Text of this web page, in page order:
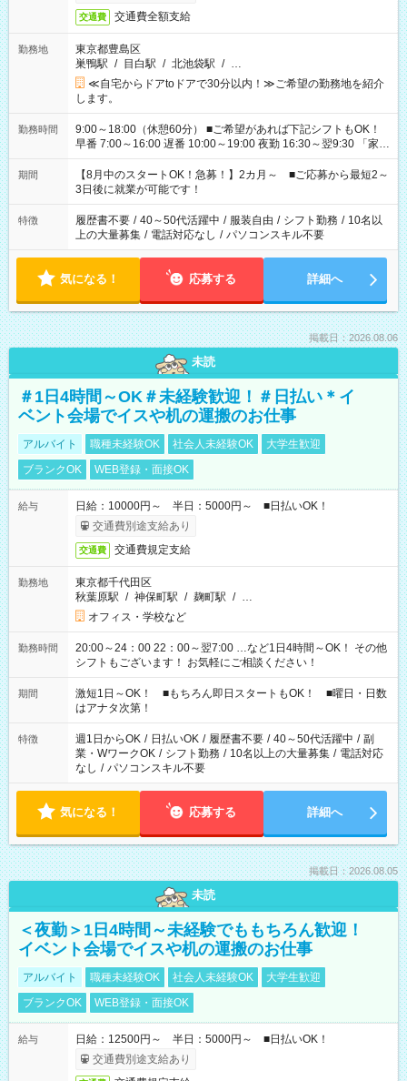
交通費 交通費全額支給
勤務地
東京都豊島区
巣鴨駅 / 目白駅 / 北池袋駅 / …
≪自宅からドアtoドアで30分以内！≫ご希望の勤務地を紹介
します。
勤務時間
9:00～18:00（休憩60分） ■ご希望があれば下記シフトもOK！
早番 7:00～16:00 遅番 10:00～19:00 夜勤 16:30～翌9:30 「家族
と休みを合わせたい」 「余裕を持って夕飯の準備がしたい」
「できれば残業はしたくない」 など、ご希望を教えてください
ね。 ※Wワーク希望の方へ 今ご覧のお仕事で希望する勤務時間
と、もう1つのお仕事の勤務時間。 合計で週40時間を超える場
合は応募できません。
期間
【8月中のスタートOK！急募！】2カ月～ ■ご応募から最短2～
3日後に就業が可能です！
特徴 履歴書不要 / 40～50代活躍中 / 服装自由 / シフト勤務 / 10名以
上の大量募集 / 電話対応なし / パソコンスキル不要
気になる！ 応募する 詳細へ
掲載日：2026.08.06
未読
＃1日4時間～OK＃未経験歓迎！＃日払い＊イ
ベント会場でイスや机の運搬のお仕事
アルバイト 職種未経験OK 社会人未経験OK
大学生歓迎
ブランクOK
WEB登録・面接OK
給与
日給：10000円～ 半日：5000円～ ■日払いOK！
交通費別途支給あり
交通費 交通費規定支給
勤務地
東京都千代田区
秋葉原駅 / 神保町駅 / 麹町駅 / …
オフィス・学校など
勤務時間
20:00～24：00 22：00～翌7:00 …など1日4時間～OK！ その他
シフトもございます！ お気軽にご相談ください！
期間
激短1日～OK！ ■もちろん即日スタートもOK！ ■曜日・日数
はアナタ次第！
特徴 週1日からOK / 日払いOK / 履歴書不要 / 40～50代活躍中 / 副
業・WワークOK / シフト勤務 / 10名以上の大量募集 / 電話対応
なし / パソコンスキル不要
気になる！ 応募する 詳細へ
掲載日：2026.08.05
未読
＜夜勤＞1日4時間～未経験でももちろん歓迎！
イベント会場でイスや机の運搬のお仕事
アルバイト 職種未経験OK 社会人未経験OK
大学生歓迎
ブランクOK
WEB登録・面接OK
給与
日給：12500円～ 半日：5000円～ ■日払いOK！
交通費別途支給あり